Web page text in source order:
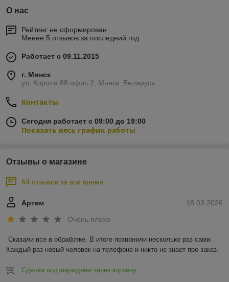
О нас
Рейтинг не сформирован
Менее 5 отзывов за последний год
Работает с 09.11.2015
г. Минск
ул. Короля 88 офис 2, Минск, Беларусь
Контакты
Сегодня работает с 09:00 до 19:00
Показать весь график работы
Отзывы о магазине
64 отзывов за всё время
18.03.2026
Артем
Очень плохо
Сказали все в обработке. В итоге позвонили несколько раз сами.
Каждый раз новый человек на телефоне и никто не знает про заказ.
Сделка подтверждена через корзину